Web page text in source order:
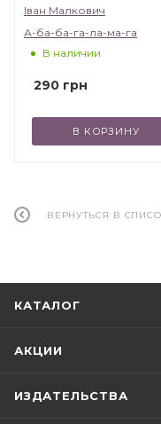
"детей от 2 до
Іван Малкович
А-ба-ба-га-ла-ма-га
В наличии
290 грн
В КОРЗИНУ
ВЕРНУТЬСЯ В
КАТАЛОГ
АКЦИИ
ИЗДАТЕЛЬСТВА